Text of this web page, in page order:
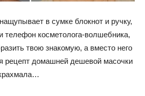
в сумке блокнот и ручку,
телефон косметолога-волшебника,
твою знакомую, а вместо него
рецепт домашней дешевой масочки